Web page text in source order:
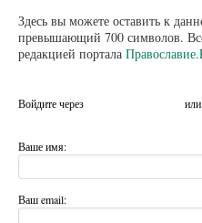
Здесь вы можете оставить к
превышающий 700 символов.
редакцией портала
Войдите через
Ваше имя:
Ваш email: